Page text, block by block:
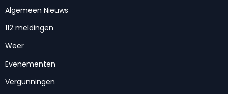
Algemeen Nieuws
112 meldingen
Weer
Evenementen
Vergunningen